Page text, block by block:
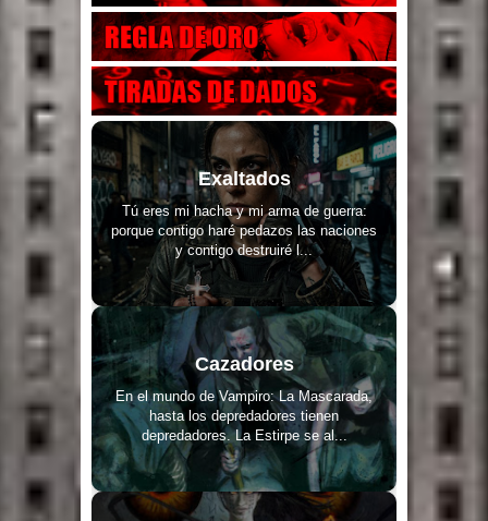
Exaltados
Tú eres mi hacha y mi arma de guerra:
porque contigo haré pedazos las naciones
y contigo destruiré l...
Cazadores
En el mundo de Vampiro: La Mascarada,
hasta los depredadores tienen
depredadores. La Estirpe se al...